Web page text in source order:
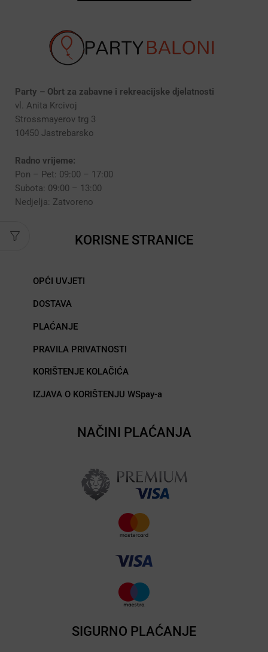
Party – Obrt za zabavne i rekreacijske djelatnosti
vl. Anita Krcivoj
Strossmayerov trg 3
10450 Jastrebarsko
Radno vrijeme:
Pon – Pet: 09:00 – 17:00
Subota: 09:00 – 13:00
Nedjelja: Zatvoreno
KORISNE STRANICE
OPĆI UVJETI
DOSTAVA
PLAĆANJE
PRAVILA PRIVATNOSTI
KORIŠTENJE KOLAČIĆA
IZJAVA O KORIŠTENJU WSpay-a
NAČINI PLAĆANJA
SIGURNO PLAĆANJE